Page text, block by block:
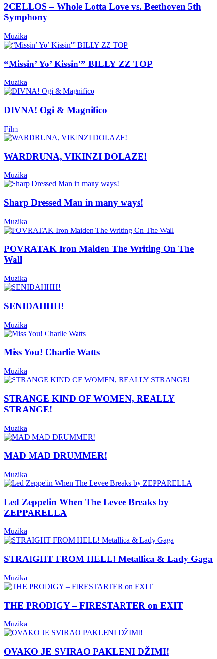
2CELLOS – Whole Lotta Love vs. Beethoven 5th
Symphony
Muzika
“Missin’ Yo’ Kissin'” BILLY ZZ TOP
Muzika
DIVNA! Ogi & Magnifico
Film
WARDRUNA, VIKINZI DOLAZE!
Muzika
Sharp Dressed Man in many ways!
Muzika
POVRATAK Iron Maiden The Writing On The
Wall
Muzika
SENIDAHHH!
Muzika
Miss You! Charlie Watts
Muzika
STRANGE KIND OF WOMEN, REALLY
STRANGE!
Muzika
MAD MAD DRUMMER!
Muzika
Led Zeppelin When The Levee Breaks by
ZEPPARELLA
Muzika
STRAIGHT FROM HELL! Metallica & Lady Gaga
Muzika
THE PRODIGY – FIRESTARTER on EXIT
Muzika
OVAKO JE SVIRAO PAKLENI DŽIMI!